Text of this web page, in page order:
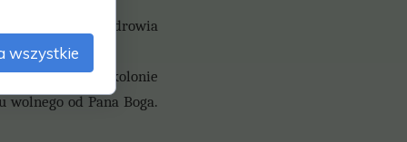
dobrego zdrowia
obozy, kolonie
wolnego od Pana Boga.
wszystkie